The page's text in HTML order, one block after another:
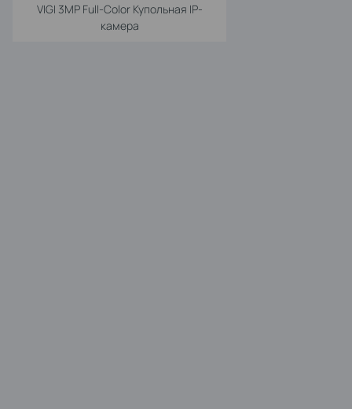
VIGI 3MP Full-Color Купольная IP-
камера